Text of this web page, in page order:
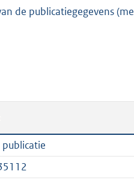
K
de publicatiegegevens